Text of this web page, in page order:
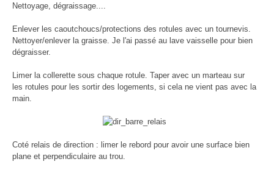
Nettoyage, dégraissage....
Enlever les caoutchoucs/protections des rotules avec un tournevis.
Nettoyer/enlever la graisse. Je l'ai passé au lave vaisselle pour bien
dégraisser.
Limer la collerette sous chaque rotule. Taper avec un marteau sur
les rotules pour les sortir des logements, si cela ne vient pas avec la
main.
Coté relais de direction : limer le rebord pour avoir une surface bien
plane et perpendiculaire au trou.